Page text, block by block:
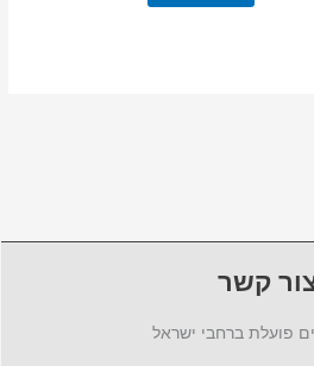
קשר
פועלת ברחבי ישראל